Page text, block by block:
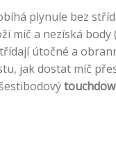
plynule bez
míč a nezíská body (
útočné a
jak dostat míč